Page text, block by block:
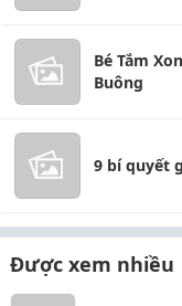
Bé Tắm
Buông
9 bí quyết
Được xem nhiều